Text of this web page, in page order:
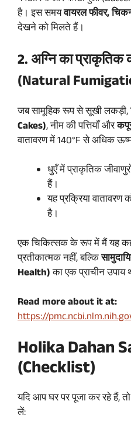
है। इस समयवायरल फीवर,
देखने को मिलते हैं।
2. अग्नि का
(Natural
जब सामूहिक रूप से सूखी लकड़ी,
Cakes), नीम की पत्तियाँ और
वातावरण में 140°F से अधिक
धुएँ में प्राकृतिक
हैं।
यह प्रक्रिया वातावरण
है।
एक चिकित्सक के रूप में मैं यह
प्रतीकात्मक नहीं, बल्कि
Health)का एक प्राचीन उपाय
Read more about it at:
https://
Holika Dahan
(Checklist)
यदि आप घर पर पूजा कर रहे हैं,
लें: